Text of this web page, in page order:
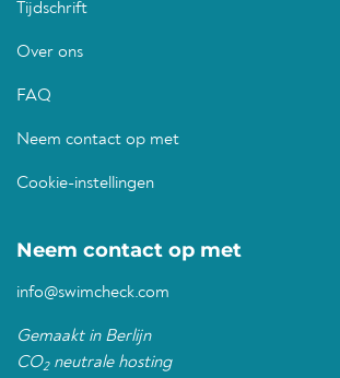
Tijdschrift
Over ons
FAQ
Neem contact op met
Cookie-instellingen
Neem contact op met
info@swimcheck.com
Gemaakt in Berlijn
CO2neutrale hosting